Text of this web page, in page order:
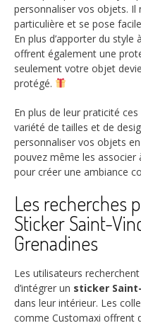
personnaliser vos objets. Il
particulière et se pose
En plus d’apporter du
offrent également une
seulement votre objet
protégé.
En plus de leur praticité
variété de tailles et de
personnaliser vos objets
pouvez même les associer
pour créer une ambiance
Les recherches
Sticker Saint-
Grenadines
Les utilisateurs
d’intégrer un sticker
dans leur intérieur. Les
comme Customaxi offrent